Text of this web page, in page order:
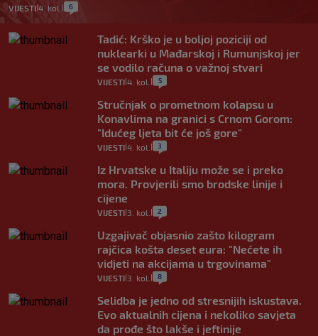
VIJESTI 4. kol. 6
Tadić: Krško je u boljoj poziciji od
nuklearki u Mađarskoj i Rumunjskoj jer
se vodilo računa o važnoj stvari
VIJESTI 4. kol. 5
Stručnjak o prometnom kolapsu u
Konavlima na granici s Crnom Gorom:
"Idućeg ljeta bit će još gore"
VIJESTI 4. kol. 3
Iz Hrvatske u Italiju može se i preko
mora. Provjerili smo brodske linije i
cijene
VIJESTI 3. kol. 2
Uzgajivač objasnio zašto kilogram
rajčica košta deset eura: "Nećete ih
vidjeti na akcijama u trgovinama"
VIJESTI 3. kol. 8
Selidba je jedno od stresnijih iskustava.
Evo aktualnih cijena i nekoliko savjeta
da prođe što lakše i jeftinije